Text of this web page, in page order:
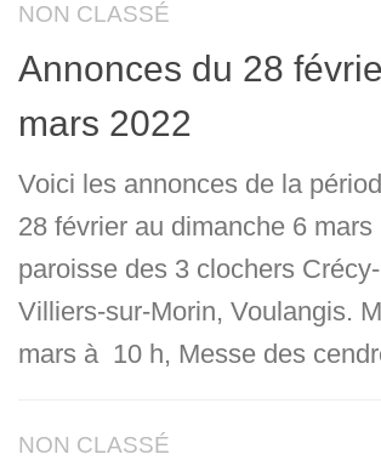
NON CLASSÉ
Annonces du 28
mars 2022
Voici les annonces de la
28 février au dimanche 6
paroisse des 3 clochers
Villiers-sur-Morin, Voulangis.
mars à 10 h, Messe des
NON CLASSÉ